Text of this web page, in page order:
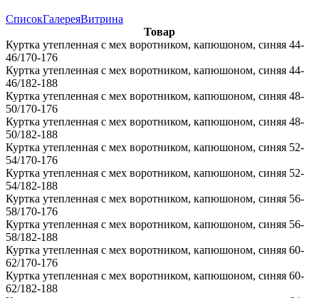
СписокГалереяВитрина
Товар
Куртка утепленная с мех воротником, капюшоном, синяя 44-
46/170-176
Куртка утепленная с мех воротником, капюшоном, синяя 44-
46/182-188
Куртка утепленная с мех воротником, капюшоном, синяя 48-
50/170-176
Куртка утепленная с мех воротником, капюшоном, синяя 48-
50/182-188
Куртка утепленная с мех воротником, капюшоном, синяя 52-
54/170-176
Куртка утепленная с мех воротником, капюшоном, синяя 52-
54/182-188
Куртка утепленная с мех воротником, капюшоном, синяя 56-
58/170-176
Куртка утепленная с мех воротником, капюшоном, синяя 56-
58/182-188
Куртка утепленная с мех воротником, капюшоном, синяя 60-
62/170-176
Куртка утепленная с мех воротником, капюшоном, синяя 60-
62/182-188